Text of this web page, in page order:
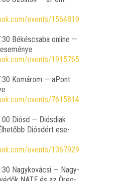
events/1564819
Békés­csa­ba online —
events/1915765
Komá­rom — aPont
events/7615814
Diósd — Diós­di­ak
Diós­dért ese­
events/1367929
Nagy­ko­vá­csi — Nagy­